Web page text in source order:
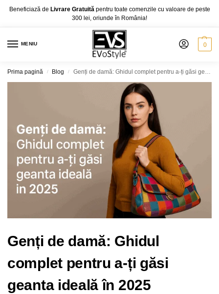
Beneficiază de Livrare Gratuită pentru toate comenzile cu valoare de peste
300 lei, oriunde în România!
MENIU 0
Prima pagină / Blog / Genți de damă: Ghidul complet pentru a-ți găsi geanta ideală în 2025
Genți de damă: Ghidul
complet pentru a-ți găsi
geanta ideală în 2025